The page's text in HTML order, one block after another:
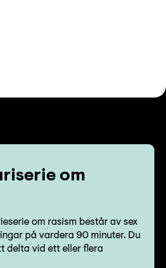
om
om rasism består av sex
på vardera 90 minuter. Du
delta vid ett eller flera